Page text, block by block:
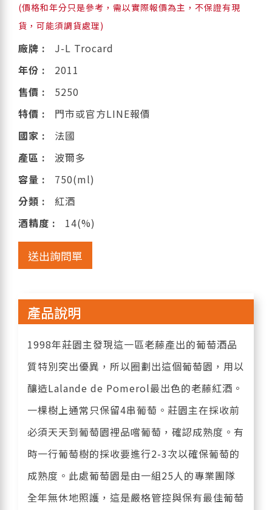
(價格和年分只是參考，需以實際報價為主，不保證有現
貨，可能須調貨處理)
廠牌 :
J-L Trocard
年份 :
2011
售價 :
5250
特價 :
門市或官方LINE報價
國家 :
法國
產區 :
波爾多
容量 :
750(ml)
分類 :
紅酒
酒精度 :
14(%)
送出詢問單
產品說明
1998年莊園主發現這一區老藤產出的葡萄酒品
質特別突出優異，所以圈劃出這個葡萄園，用以
釀造Lalande de Pomerol最出色的老藤紅酒。
一棵樹上通常只保留4串葡萄。莊園主在採收前
必須天天到葡萄園裡品嚐葡萄，確認成熟度。有
時一行葡萄樹的採收要進行2-3次以確保葡萄的
成熟度。此處葡萄園是由一組25人的專業團隊
全年無休地照護，這是嚴格管控與保有最佳葡萄